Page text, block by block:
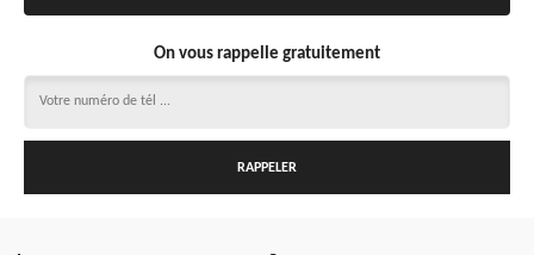
On vous rappelle gratuitement